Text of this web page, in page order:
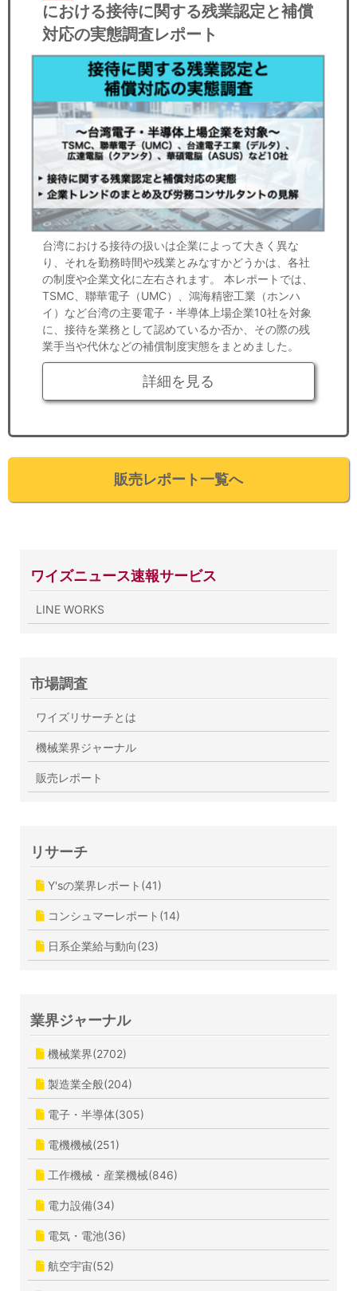
における接待に関する残業認定と補償
対応の実態調査レポート
台湾における接待の扱いは企業によって大きく異な
り、それを勤務時間や残業とみなすかどうかは、各社
の制度や企業文化に左右されます。 本レポートでは、
TSMC、聯華電子（UMC）、鴻海精密工業（ホンハ
イ）など台湾の主要電子・半導体上場企業10社を対象
に、接待を業務として認めているか否か、その際の残
業手当や代休などの補償制度実態をまとめました。
詳細を見る
販売レポート一覧へ
ワイズニュース速報サービス
LINE WORKS
市場調査
ワイズリサーチとは
機械業界ジャーナル
販売レポート
リサーチ
Y'sの業界レポート(41)
コンシュマーレポート(14)
日系企業給与動向(23)
業界ジャーナル
機械業界(2702)
製造業全般(204)
電子・半導体(305)
電機機械(251)
工作機械・産業機械(846)
電力設備(34)
電気・電池(36)
航空宇宙(52)